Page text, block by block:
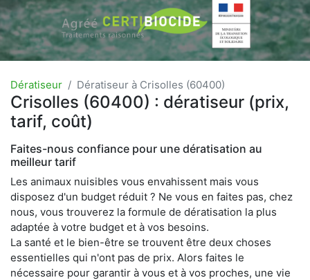
Dératiseur Dératiseur à Crisolles (60400)
Crisolles (60400) : dératiseur (prix,
tarif, coût)
Faites-nous confiance pour une dératisation au
meilleur tarif
Les animaux nuisibles vous envahissent mais vous
disposez d'un budget réduit ? Ne vous en faites pas, chez
nous, vous trouverez la formule de dératisation la plus
adaptée à votre budget et à vos besoins.
La santé et le bien-être se trouvent être deux choses
essentielles qui n'ont pas de prix. Alors faites le
nécessaire pour garantir à vous et à vos proches, une vie